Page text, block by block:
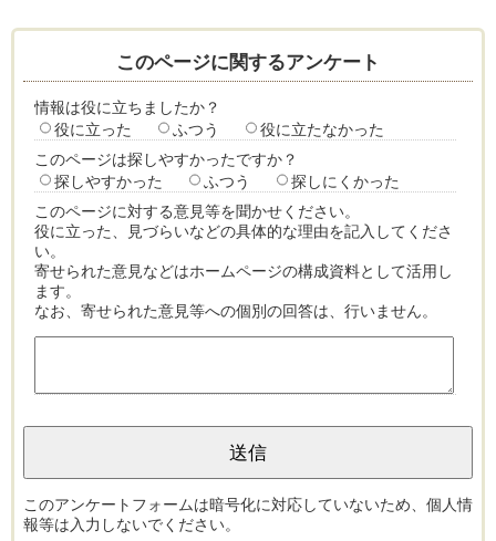
このページに関するアンケート
情報は役に立ちましたか？
役に立った
ふつう
役に立たなかった
このページは探しやすかったですか？
探しやすかった
ふつう
探しにくかった
このページに対する意見等を聞かせください。
役に立った、見づらいなどの具体的な理由を記入してくださ
い。
寄せられた意見などはホームページの構成資料として活用し
ます。
なお、寄せられた意見等への個別の回答は、行いません。
このアンケートフォームは暗号化に対応していないため、個人情
報等は入力しないでください。